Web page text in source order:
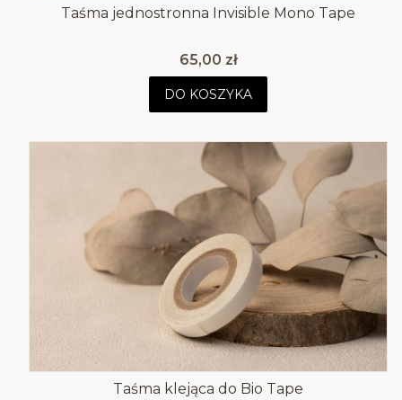
Taśma jednostronna Invisible Mono Tape
Cena
65,00 zł
DO KOSZYKA
Taśma klejąca do Bio Tape